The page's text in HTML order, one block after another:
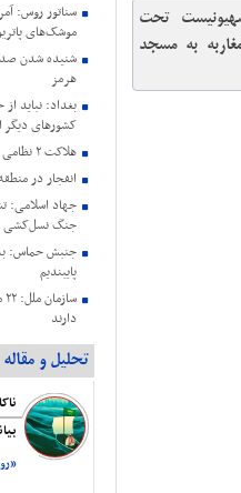
تحت
به مسجد
سناتور روس:
موشک‌های
شنیده شدن
هرمز
بغداد: نباید
کشورهای دیگر
هلاکت ۲ نظامی صهیونیستی در جنوب لبنان
انفجار در
جنگ نسل‌کشی
جنبش حماس:
پایبندیم
دارند
حمایت هیئت
عزتمندانه مقام
بیانیه کمیته
فلسطین ریاست
شهادت هنیه
رسانه
تحلیل و مقاله